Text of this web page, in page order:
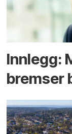
Innlegg:
bremser